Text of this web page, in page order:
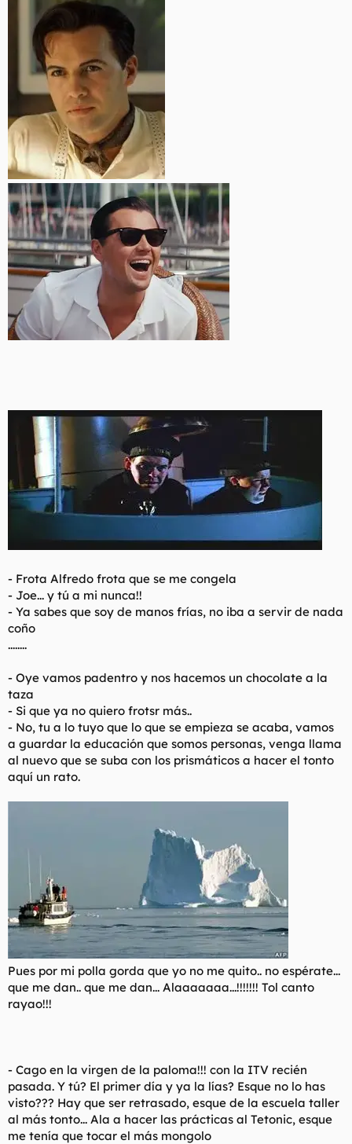
- Frota Alfredo frota que se me congela
- Joe... y tú a mi nunca!!
- Ya sabes que soy de manos frías, no iba a servir de nada
coño
........
- Oye vamos padentro y nos hacemos un chocolate a la
taza
- Si que ya no quiero frotsr más..
- No, tu a lo tuyo que lo que se empieza se acaba, vamos
a guardar la educación que somos personas, venga llama
al nuevo que se suba con los prismáticos a hacer el tonto
aquí un rato.
Pues por mi polla gorda que yo no me quito.. no espérate...
que me dan.. que me dan... Alaaaaaaa...!!!!!!! Tol canto
rayao!!!
- Cago en la virgen de la paloma!!! con la ITV recién
pasada. Y tú? El primer día y ya la lías? Esque no lo has
visto??? Hay que ser retrasado, esque de la escuela taller
al más tonto... Ala a hacer las prácticas al Tetonic, esque
me tenía que tocar el más mongolo